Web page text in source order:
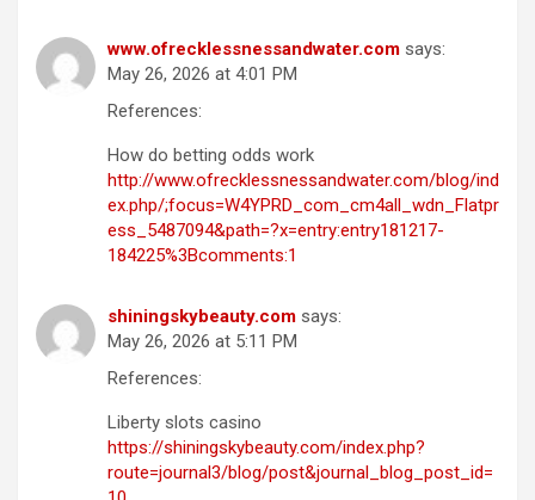
www.ofrecklessnessandwater.com says:
May 26, 2026 at 4:01 PM
References:
How do betting odds work
http://www.ofrecklessnessandwater.com/blog/ind
ex.php/;focus=W4YPRD_com_cm4all_wdn_Flatpr
ess_5487094&path=?x=entry:entry181217-
184225%3Bcomments:1
shiningskybeauty.com says:
May 26, 2026 at 5:11 PM
References:
Liberty slots casino
https://shiningskybeauty.com/index.php?
route=journal3/blog/post&journal_blog_post_id=